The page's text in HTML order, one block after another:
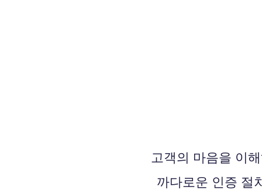
고객의 마음을 이
까다로운 인증 절